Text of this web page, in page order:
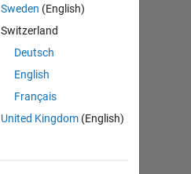
Sweden (English)
Switzerland
Deutsch
English
Français
United Kingdom(English)